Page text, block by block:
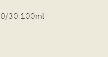
30 100ml